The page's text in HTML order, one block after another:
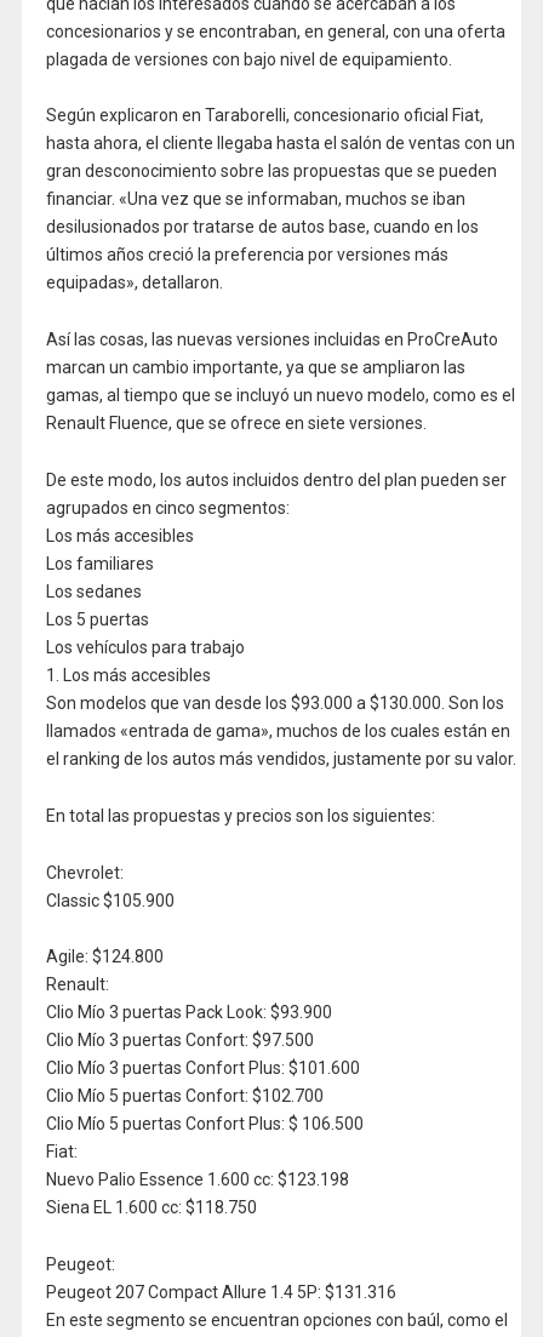
concesionarios y se encontraban, en general, con una oferta
plagada de versiones con bajo nivel de equipamiento.
Según explicaron en Taraborelli, concesionario oficial Fiat,
hasta ahora, el cliente llegaba hasta el salón de ventas con un
gran desconocimiento sobre las propuestas que se pueden
financiar. «Una vez que se informaban, muchos se iban
desilusionados por tratarse de autos base, cuando en los
últimos años creció la preferencia por versiones más
equipadas», detallaron.
Así las cosas, las nuevas versiones incluidas en ProCreAuto
marcan un cambio importante, ya que se ampliaron las
gamas, al tiempo que se incluyó un nuevo modelo, como es el
Renault Fluence, que se ofrece en siete versiones.
De este modo, los autos incluidos dentro del plan pueden ser
agrupados en cinco segmentos:
Los más accesibles
Los familiares
Los sedanes
Los 5 puertas
Los vehículos para trabajo
1. Los más accesibles
Son modelos que van desde los $93.000 a $130.000. Son los
llamados «entrada de gama», muchos de los cuales están en
el ranking de los autos más vendidos, justamente por su valor.
En total las propuestas y precios son los siguientes:
Chevrolet:
Classic $105.900
Agile: $124.800
Renault:
Clio Mío 3 puertas Pack Look: $93.900
Clio Mío 3 puertas Confort: $97.500
Clio Mío 3 puertas Confort Plus: $101.600
Clio Mío 5 puertas Confort: $102.700
Clio Mío 5 puertas Confort Plus: $ 106.500
Fiat:
Nuevo Palio Essence 1.600 cc: $123.198
Siena EL 1.600 cc: $118.750
Peugeot:
Peugeot 207 Compact Allure 1.4 5P: $131.316
En este segmento se encuentran opciones con baúl, como el